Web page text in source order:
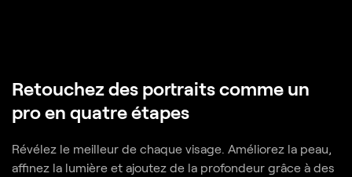
Retouchez des portraits comme un
pro en quatre étapes
Révélez le meilleur de chaque visage. Améliorez la peau,
affinez la lumière et ajoutez de la profondeur grâce à des